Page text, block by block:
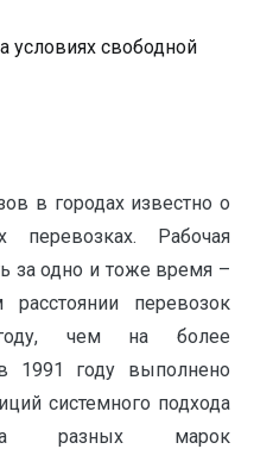
условиях свободной
в городах известно о
Рабочая
за одно и тоже время –
перевозок
чем на более
1991 году выполнено
системного подхода
разных марок